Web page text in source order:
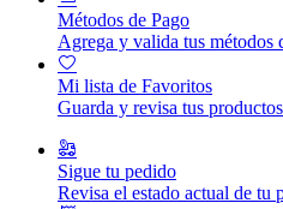
Métodos de Pago
Agrega y valida tus métodos
Mi lista de Favoritos
Guarda y revisa tus productos
Sigue tu pedido
Revisa el estado actual de tu